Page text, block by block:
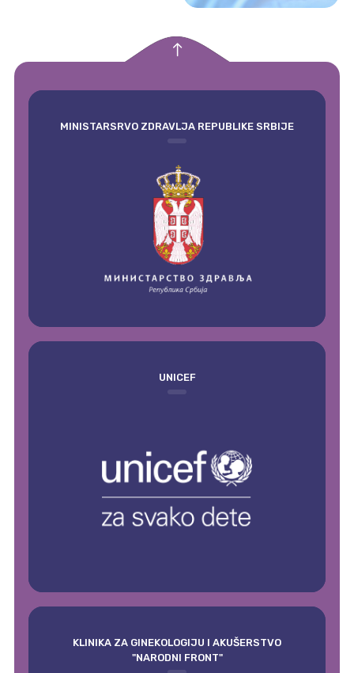
MINISTARSRVO ZDRAVLJA REPUBLIKE SRBIJE
UNICEF
KLINIKA ZA GINEKOLOGIJU I AKUŠERSTVO
"NARODNI FRONT"